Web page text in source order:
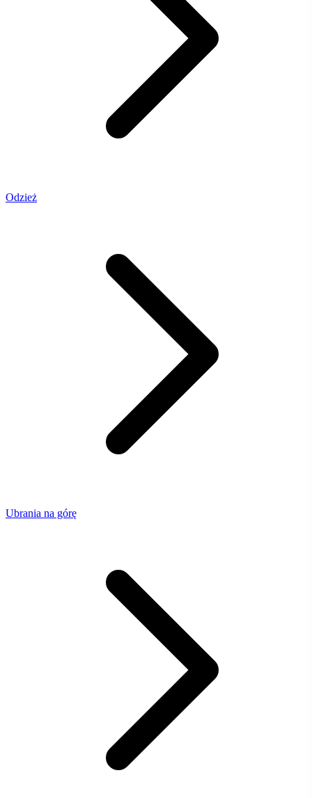
Odzież
Ubrania na górę